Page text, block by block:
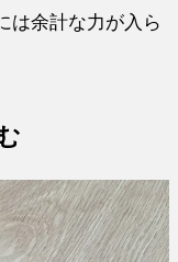
は余計な力が入ら